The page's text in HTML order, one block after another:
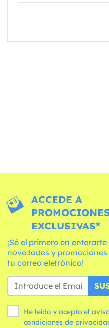
ACCEDE A
PROMOCIONES
EXCLUSIVAS*
¡Sé el primero en enterarte
novedades y
tu correo eletrónico!
He leído y acepto el
condiciones